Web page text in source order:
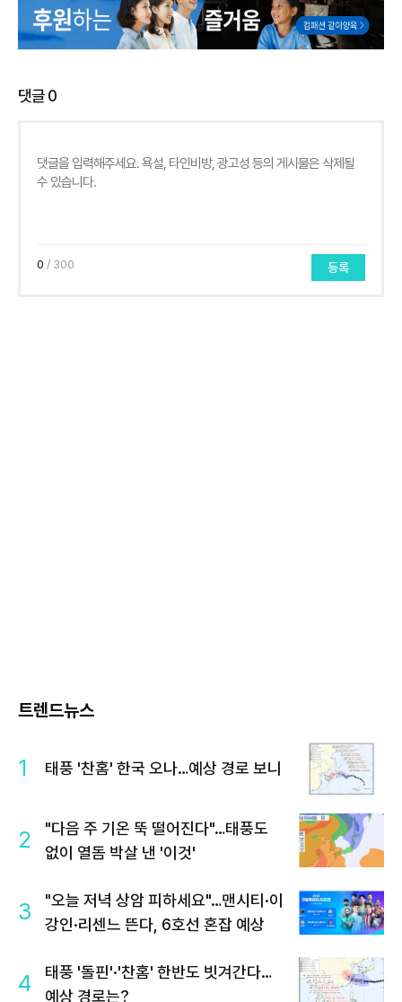
댓글0
0 / 300 등록
트렌드뉴스
1 태풍 '찬홈' 한국 오나…예상 경로 보니
2
"다음 주 기온 뚝 떨어진다"…태풍도
없이 열돔 박살 낸 '이것'
3
"오늘 저녁 상암 피하세요"…맨시티·이
강인·리센느 뜬다, 6호선 혼잡 예상
4
태풍 '돌핀'·'찬홈' 한반도 빗겨간다…
예상 경로는?